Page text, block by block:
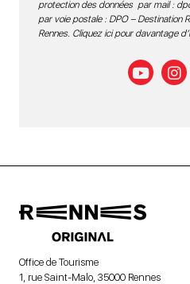
protection des données par mail :
par voie postale : DPO – Destination
Rennes. Cliquez ici pour davantage
Office de Tourisme
1, rue Saint-Malo, 35000 Rennes